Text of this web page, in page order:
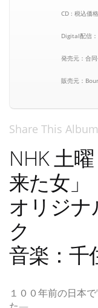
CD : 税込価
Digital配信
発売元：合
販売元：
Share This Album
NHK 土
来た女」
オリジ
ク
音楽：千
１００年前の日本